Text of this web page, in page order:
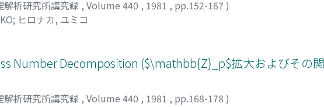
解析研究所講究録 , Volume 440 , 1981 , pp.152-167 )
; ヒロナカ, ユミコ
Number Decomposition ($\mathbb{Z}_p$拡大およびその
解析研究所講究録 , Volume 440 , 1981 , pp.168-178 )